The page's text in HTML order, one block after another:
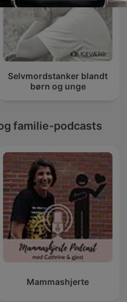
Selvmordstanker blandt
børn og unge
familie-podcasts
Mammashjerte